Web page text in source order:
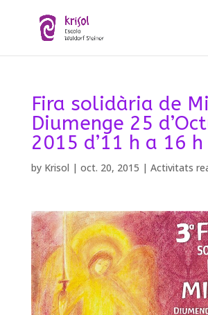
Fira solidària de
Diumenge 25
2015 d’11 h a 16 h
by Krisol | oct. 20, 2015 | Activitats